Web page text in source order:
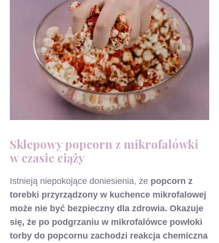
Sklepowy popcorn z mikrofalówki
w czasie ciąży
Istnieją niepokojące doniesienia, że popcorn z
torebki przyrządzony w kuchence mikrofalowej
może nie być bezpieczny dla zdrowia. Okazuje
się, że po podgrzaniu w mikrofalówce powłoki
torby do popcornu zachodzi reakcja chemiczna